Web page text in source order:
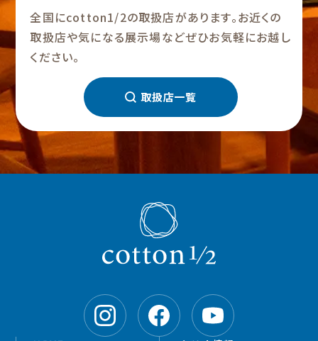
全国にcotton1/2の取扱店があります。お近くの
取扱店や気になる展示場などぜひお気軽にお越し
ください。
取扱店一覧